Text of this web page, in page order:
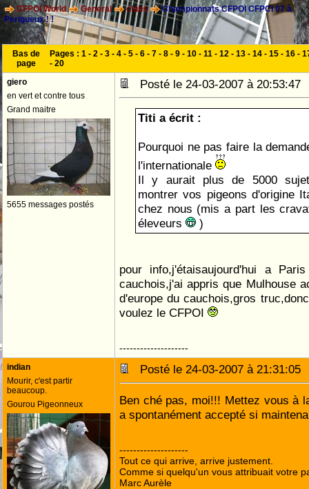
CFPOI World General clubs
Championnats CFPOI CFPCI 07 à
Perigueux ! !
Bas de
page
Pages : 1 - 2 - 3 - 4 - 5 - 6 - 7 - 8 - 9 - 10 - 11 - 12 - 13 - 14 - 15 - 16 -
- 20
giero
en vert et contre tous
Grand maitre
5655 messages postés
Posté le 24-03-2007 à
Titi a écrit :
Pourquoi ne pas faire la
l'internationale
Il y aurait plus de 5000
montrer vos pigeons d'origine
chez nous (mis a part les
éleveurs
)
pour info,j'étaisaujourd'hui a
cauchois,j'ai appris que Mulhouse
d'europe du cauchois,gros
voulez le CFPOI
--------------------
indian
Mourir, c'est partir
beaucoup.
Gourou Pigeonneux
Posté le 24-03-2007 à
Ben ché pas, moi!!! Mettez vous à
a spontanément accepté si
--------------------
Tout ce qui arrive, arrive justement.
Comme si quelqu'un vous attribuait votre
Marc Aurèle